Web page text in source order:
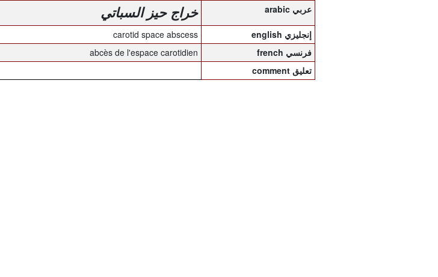
arabic عربي خراج حيز السباتي
english إنجليزي
carotid space abscess
french فرنسي
abcès de l'espace carotidien
comment تعليق